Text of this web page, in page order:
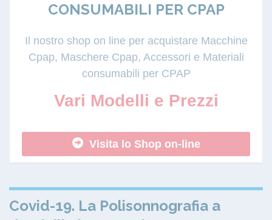
CONSUMABILI PER CPAP
Il nostro shop on line per acquistare Macchine
Cpap, Maschere Cpap, Accessori e Materiali
consumabili per CPAP
Vari Modelli e Prezzi
Visita lo Shop on-line
Covid-19. La Polisonnografia a